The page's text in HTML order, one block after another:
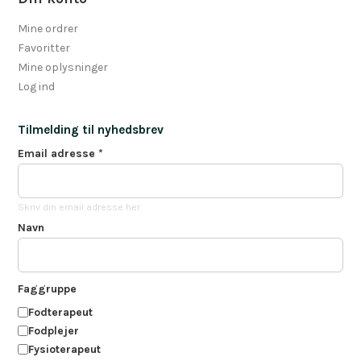
Mine ordrer
Favoritter
Mine oplysninger
Log ind
Tilmelding til nyhedsbrev
Email adresse*
Skriv din email adresse her
Navn
Faggruppe
Fodterapeut
Fodplejer
Fysioterapeut